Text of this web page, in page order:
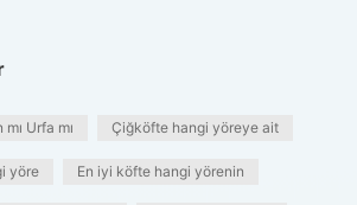
Urfa mı Çiğköfte hangi yöreye ait
yöre En iyi köfte hangi yörenin